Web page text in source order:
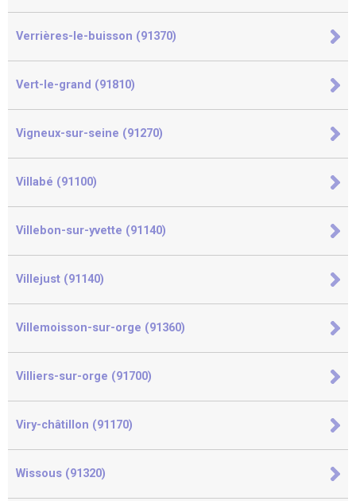
Verrières-le-buisson (91370)
Vert-le-grand (91810)
Vigneux-sur-seine (91270)
Villabé (91100)
Villebon-sur-yvette (91140)
Villejust (91140)
Villemoisson-sur-orge (91360)
Villiers-sur-orge (91700)
Viry-châtillon (91170)
Wissous (91320)